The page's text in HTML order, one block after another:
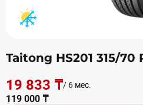
Taitong HS201 315/70
19 833 ₸/ 6 мес.
119 000 ₸